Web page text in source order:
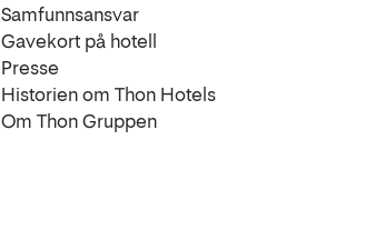
Samfunnsansvar
Gavekort på hotell
Presse
Historien om Thon Hotels
Om Thon Gruppen